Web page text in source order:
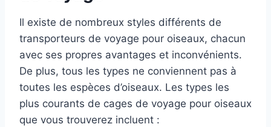
Il existe de nombreux styles différents de
transporteurs de voyage pour oiseaux, chacun
avec ses propres avantages et inconvénients.
De plus, tous les types ne conviennent pas à
toutes les espèces d’oiseaux. Les types les
plus courants de cages de voyage pour oiseaux
que vous trouverez incluent :